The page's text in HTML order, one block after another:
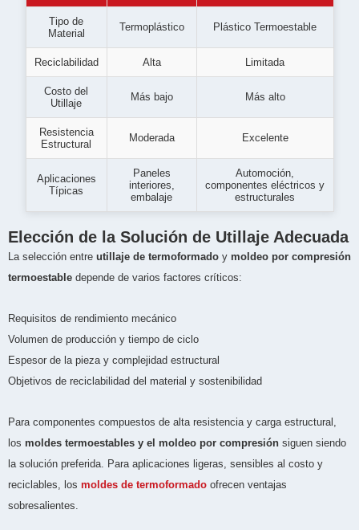
Tipo de
Material
Termoplástico Plástico Termoestable
Reciclabilidad Alta Limitada
Costo del
Utillaje
Más bajo Más alto
Resistencia
Estructural
Moderada Excelente
Aplicaciones
Típicas
Paneles
interiores,
embalaje
Automoción,
componentes eléctricos y
estructurales
Elección de la Solución de Utillaje Adecuada
La selección entre utillaje de termoformado y moldeo por compresión
termoestable depende de varios factores críticos:
Requisitos de rendimiento mecánico
Volumen de producción y tiempo de ciclo
Espesor de la pieza y complejidad estructural
Objetivos de reciclabilidad del material y sostenibilidad
Para componentes compuestos de alta resistencia y carga estructural,
los moldes termoestables y el moldeo por compresión siguen siendo
la solución preferida. Para aplicaciones ligeras, sensibles al costo y
reciclables, los moldes de termoformado ofrecen ventajas
sobresalientes.